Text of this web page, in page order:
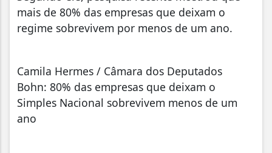
mais de 80% das empresas que deixam o
regime sobrevivem por menos de um ano.
Camila Hermes / Câmara dos Deputados
Bohn: 80% das empresas que deixam o
Simples Nacional sobrevivem menos de um
ano